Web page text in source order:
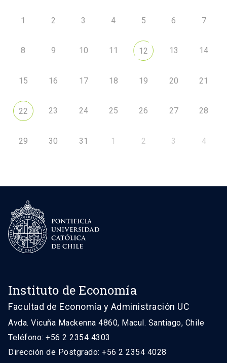
1 2 3 4 5 6 7
8 9 10 11 12 13 14
15 16 17 18 19 20 21
22 23 24 25 26 27 28
29 30 31 1 2 3 4
Instituto de Economía
Facultad de Economía y Administración UC
Avda. Vicuña Mackenna 4860, Macul. Santiago, Chile
Teléfono: +56 2 2354 4303
Dirección de Postgrado: +56 2 2354 4028